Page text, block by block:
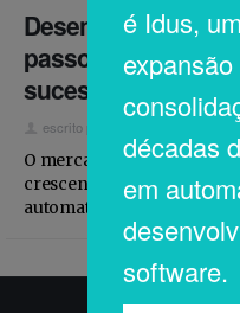
Desenvolvimento
passos para criar
sucesso
escrito por
O mercado de
crescendo
automatização de
é Idus,
décadas
em
software.